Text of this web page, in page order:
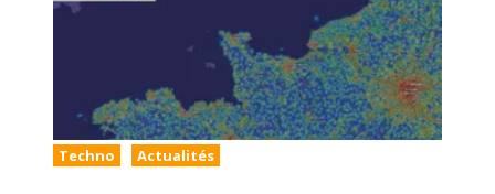
Techno Actualités